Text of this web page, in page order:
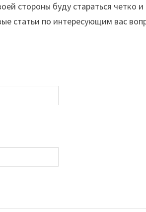
стороны буду стараться четко
статьи по интересующим вас